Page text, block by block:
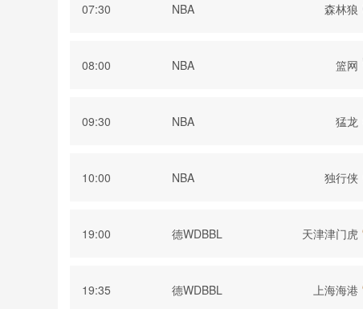
07:30 NBA 森林狼
08:00 NBA 篮网
09:30 NBA 猛龙
10:00 NBA 独行侠
19:00 德WDBBL 天津津门虎
19:35 德WDBBL 上海海港